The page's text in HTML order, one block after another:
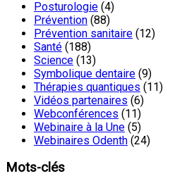
Posturologie (4)
Prévention (88)
Prévention sanitaire (12)
Santé (188)
Science (13)
Symbolique dentaire (9)
Thérapies quantiques (11)
Vidéos partenaires (6)
Webconférences (11)
Webinaire à la Une (5)
Webinaires Odenth (24)
Mots-clés